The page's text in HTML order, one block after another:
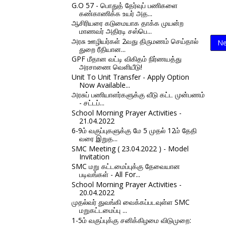
G.O 57 - பொதுத் தேர்வுப் பணிகளை
கண்காணிக்க உயர் அத...
ஆசிரியரை கடுமையாக தாக்க முயன்ற
மாணவர் அதிரடி சஸ்பெ...
அரசு ஊழியர்கள் 2வது திருமணம் செய்தால்
துறை ரீதியான...
GPF மீதான வட்டி விகிதம் நிர்ணயத்து
அரசாணை வெளியீடு!
Unit To Unit Transfer - Apply Option
Now Available...
அரசுப் பணியாளர்களுக்கு வீடு கட்ட முன்பணம்
- சட்டப்...
School Morning Prayer Activities -
21.04.2022
6-9ம் வகுப்புகளுக்கு மே 5 முதல் 12ம் தேதி
வரை இறுத...
SMC Meeting ( 23.04.2022 ) - Model
Invitation
SMC மறு கட்டமைப்புக்கு தேவையான
படிவங்கள் - All For...
School Morning Prayer Activities -
20.04.2022
முதல்வர் துவங்கி வைக்கப்படவுள்ள SMC
மறுகட்டமைப்பு ...
1-5ம் வகுப்புக்கு சனிக்கிழமை விடுமுறை: